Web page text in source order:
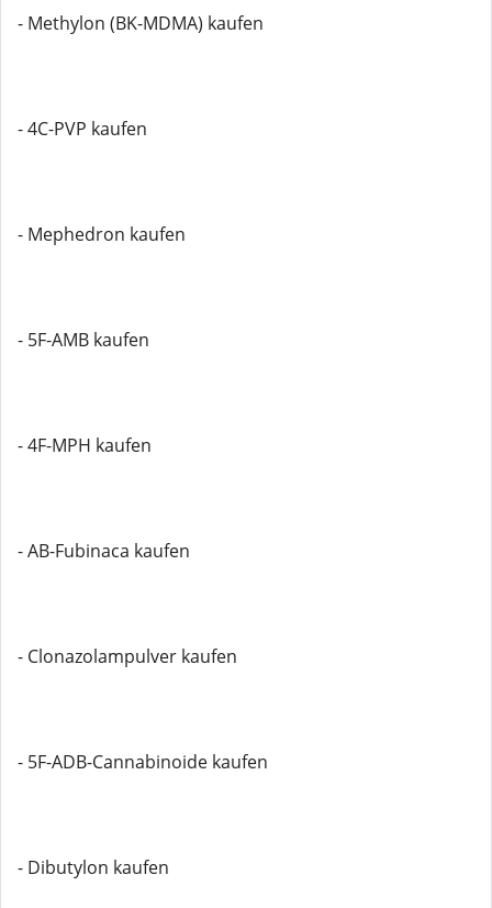
- Methylon (BK-MDMA) kaufen
- 4C-PVP kaufen
- Mephedron kaufen
- 5F-AMB kaufen
- 4F-MPH kaufen
- AB-Fubinaca kaufen
- Clonazolampulver kaufen
- 5F-ADB-Cannabinoide kaufen
- Dibutylon kaufen